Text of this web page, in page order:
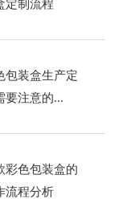
定制流程
包装盒生产定
要注意的...
彩色包装盒的
流程分析